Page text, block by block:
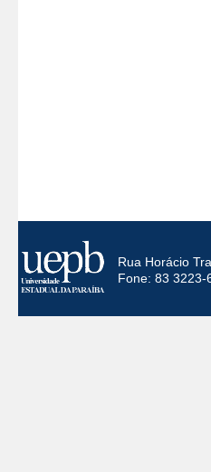
Rua Horácio
Fone: 83 3223-